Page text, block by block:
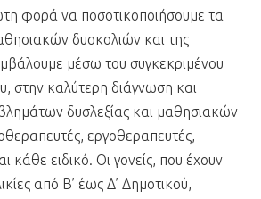
φορά να ποσοτικοποιήσουμε τα
δυσκολιών και της
μέσω του συγκεκριμένου
στην καλύτερη διάγνωση και
δυσλεξίας και μαθησιακών
εργοθεραπευτές,
κάθε ειδικό. Οι γονείς, που έχουν
από Β’ έως Δ’ Δημοτικού,